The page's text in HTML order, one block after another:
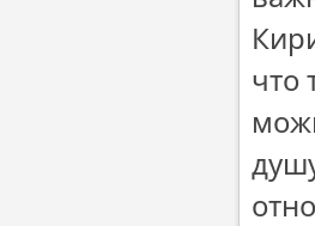
что